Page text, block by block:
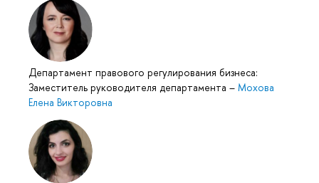
Департамент правового регулирования бизнеса:
Заместитель руководителя департамента – Мохова
Елена Викторовна